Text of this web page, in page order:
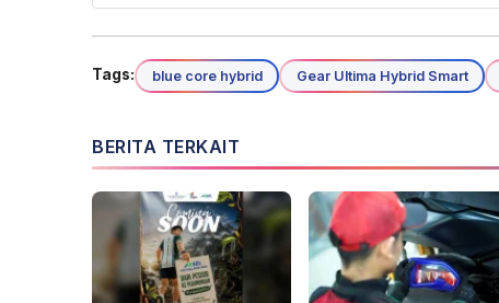
Tags: blue core hybrid Gear Ultima Hybrid Smart
BERITA TERKAIT